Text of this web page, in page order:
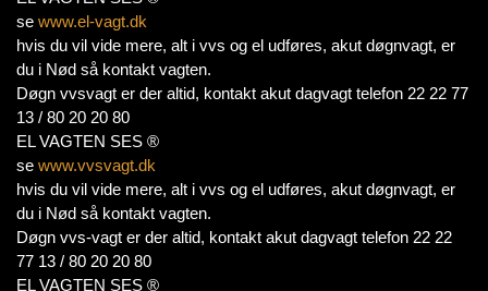
se www.el-vagt.dk
hvis du vil vide mere, alt i vvs og el udføres, akut døgnvagt, er
du i Nød så kontakt vagten.
Døgn vvsvagt er der altid, kontakt akut dagvagt telefon 22 22 77
13 / 80 20 20 80
EL VAGTEN SES ®
se www.vvsvagt.dk
hvis du vil vide mere, alt i vvs og el udføres, akut døgnvagt, er
du i Nød så kontakt vagten.
Døgn vvs-vagt er der altid, kontakt akut dagvagt telefon 22 22
77 13 / 80 20 20 80
EL VAGTEN SES ®